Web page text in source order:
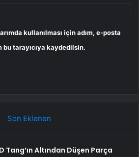
kullanılması için adım, e-posta
tarayıcıya kaydedilsin.
Son Eklenen
Tang’ın Altından Düşen Parça